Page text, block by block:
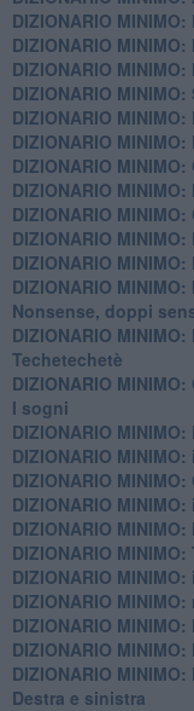
DIZIONARIO
DIZIONARIO
DIZIONARIO
DIZIONARIO
DIZIONARIO MINIMO:
DIZIONARIO
DIZIONARIO
DIZIONARIO
DIZIONARIO
​DIZIONARIO
DIZIONARIO
​DIZIONARIO
Nonsense, doppi
DIZIONARIO MINIMO:
Techetechetè
DIZIONARIO
I sogni
DIZIONARIO
DIZIONARIO
DIZIONARIO MINIMO:
DIZIONARIO
DIZIONARIO
DIZIONARIO
DIZIONARIO
DIZIONARIO
DIZIONARIO
DIZIONARIO
DIZIONARIO
Destra e sinistra